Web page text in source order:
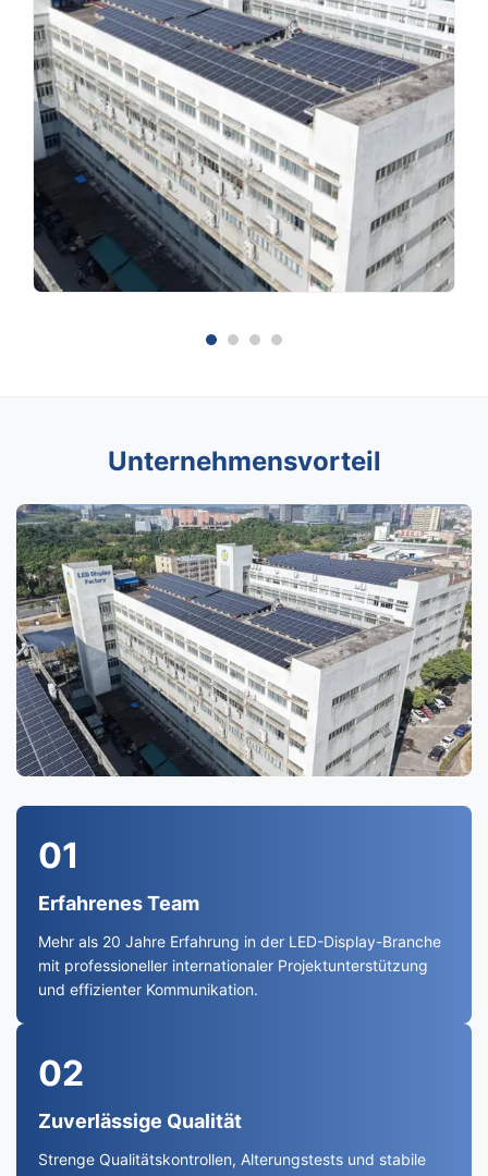
Unternehmensvorteil
01
Erfahrenes Team
Mehr als 20 Jahre Erfahrung in der LED-Display-Branche
mit professioneller internationaler Projektunterstützung
und effizienter Kommunikation.
02
Zuverlässige Qualität
Strenge Qualitätskontrollen, Alterungstests und stabile